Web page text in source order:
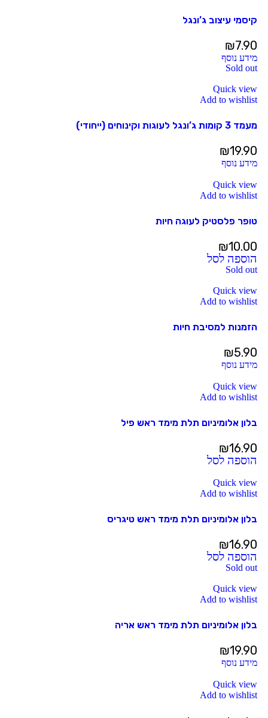
קיסמי עיצוב ג’ונגל
₪7.90
מידע נוסף
Sold out
Quick view
Add to wishlist
מעמד 3 קומות ג’ונגל לעוגות וקינוחים (ייחודי)
₪19.90
מידע נוסף
Quick view
Add to wishlist
טופר פלסטיק לעוגה חיות
₪10.00
הוספה לסל
Sold out
Quick view
Add to wishlist
הזמנות למסיבת חיות
₪5.90
מידע נוסף
Quick view
Add to wishlist
בלון אלומיניום תלת מימד ראש פיל
₪16.90
הוספה לסל
Quick view
Add to wishlist
בלון אלומיניום תלת מימד ראש טיגריס
₪16.90
הוספה לסל
Sold out
Quick view
Add to wishlist
בלון אלומיניום תלת מימד ראש אריה
₪19.90
מידע נוסף
Quick view
Add to wishlist